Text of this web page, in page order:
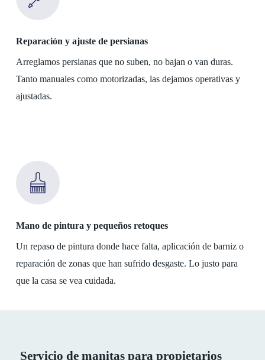
Reparación y ajuste de persianas
Arreglamos persianas que no suben, no bajan o van duras.
Tanto manuales como motorizadas, las dejamos operativas y
ajustadas.
Mano de pintura y pequeños retoques
Un repaso de pintura donde hace falta, aplicación de barniz o
reparación de zonas que han sufrido desgaste. Lo justo para
que la casa se vea cuidada.
Servicio de manitas para propietarios